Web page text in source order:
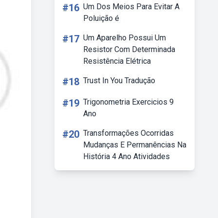
#16 Um Dos Meios Para Evitar A
Poluição é
#17 Um Aparelho Possui Um
Resistor Com Determinada
Resistência Elétrica
#18 Trust In You Tradução
#19 Trigonometria Exercicios 9
Ano
#20 Transformações Ocorridas
Mudanças E Permanências Na
História 4 Ano Atividades